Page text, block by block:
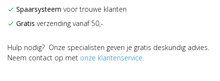
check Spaarsysteem voor trouwe klanten
check Gratis verzending vanaf 50,-
Hulp nodig? Onze specialisten geven je gratis deskundig advies.
Neem contact op met onze klantenservice.